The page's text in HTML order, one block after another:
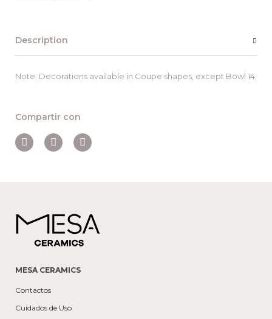
Description
Note: Decorations available in Coupe shapes, except Bowl 14.
Compartir con
MESA CERAMICS
Contactos
Cuidados de Uso